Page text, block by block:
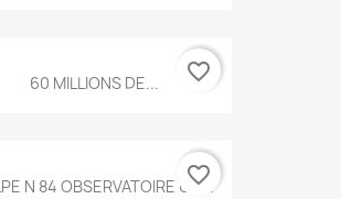
60 MILLIONS DE... favorite_border
N 84 OBSERVATOIRE UN...
favorite_border